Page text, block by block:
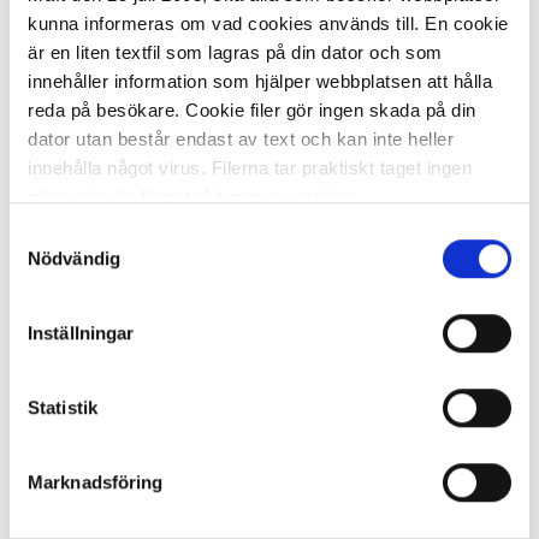
kunna informeras om vad cookies används till. En cookie
är en liten textfil som lagras på din dator och som
innehåller information som hjälper webbplatsen att hålla
reda på besökare. Cookie filer gör ingen skada på din
dator utan består endast av text och kan inte heller
innehålla något virus. Filerna tar praktiskt taget ingen
Den ena typen sparar en fil permanent på din dator,
dessa används för att exempelvis kunna mäta hur du
som besökare rör dig på hemsidan. Detta enbart för att
kunna erbjuda besökaren bättre tjänster och service.
funktioner för detta. Informationen som sparas på din
dator är endast ett unikt nummer utan någon koppling till
Nödvändig
Inställningar
Statistik
Marknadsföring
I lager 123 st ca 1-2 dagar
- + KÖP